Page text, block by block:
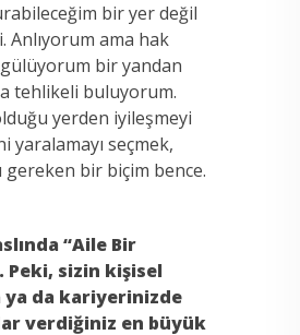
bir yer değil
Anlıyorum ama hak
bir yandan
tehlikeli buluyorum.
yerden iyileşmeyi
yaralamayı seçmek,
gereken bir biçim bence.
“Aile Bir
Peki, sizin kişisel
ya da kariyerinizde
verdiğiniz en büyük